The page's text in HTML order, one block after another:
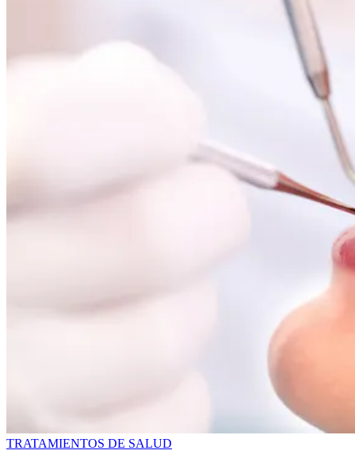
TRATAMIENTOS DE SALUD